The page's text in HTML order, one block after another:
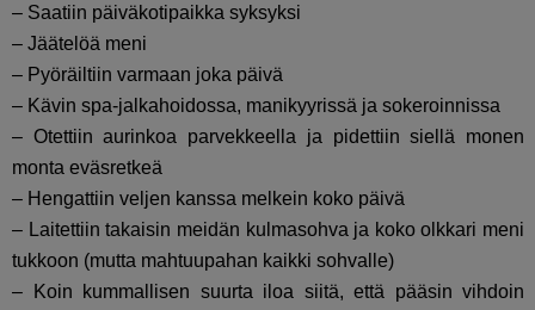
– Saatiin päiväkotipaikka syksyksi
– Jäätelöä meni
– Pyöräiltiin varmaan joka päivä
– Kävin spa-jalkahoidossa, manikyyrissä ja sokeroinnissa
– Otettiin aurinkoa parvekkeella ja pidettiin siellä monen
monta eväsretkeä
– Hengattiin veljen kanssa melkein koko päivä
– Laitettiin takaisin meidän kulmasohva ja koko olkkari meni
tukkoon (mutta mahtuupahan kaikki sohvalle)
– Koin kummallisen suurta iloa siitä, että pääsin vihdoin